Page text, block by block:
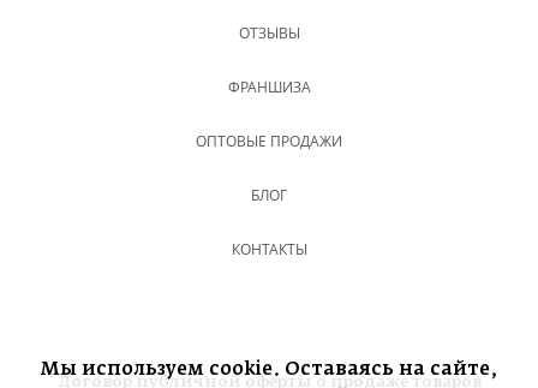
ОТЗЫВЫ
ФРАНШИЗА
ОПТОВЫЕ ПРОДАЖИ
БЛОГ
КОНТАКТЫ
Мы используем cookie. Оставаясь на сайте,
Договор публичной оферты о продаже товаров